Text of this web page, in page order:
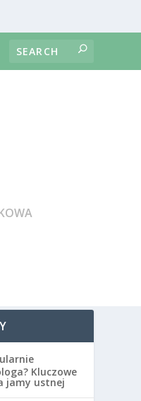
Kluczowe
jamy ustnej